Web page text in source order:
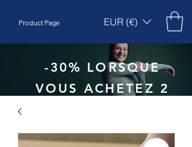
Product Page EUR (€)
-30% LORSQUE
VOUS ACHETEZ 2
:EBEPEX30